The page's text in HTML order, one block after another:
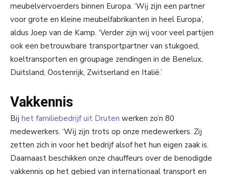
meubelvervoerders binnen Europa. ‘Wij zijn een partner
voor grote en kleine meubelfabrikanten in heel Europa’,
aldus Joep van de Kamp. ‘Verder zijn wij voor veel partijen
ook een betrouwbare transportpartner van stukgoed,
koeltransporten en groupage zendingen in de Benelux,
Duitsland, Oostenrijk, Zwitserland en Italië.’
Vakkennis
Bij het familiebedrijf uit Druten werken zo’n 80
medewerkers. ‘Wij zijn trots op onze medewerkers. Zij
zetten zich in voor het bedrijf alsof het hun eigen zaak is.
Daarnaast beschikken onze chauffeurs over de benodigde
vakkennis op het gebied van internationaal transport en